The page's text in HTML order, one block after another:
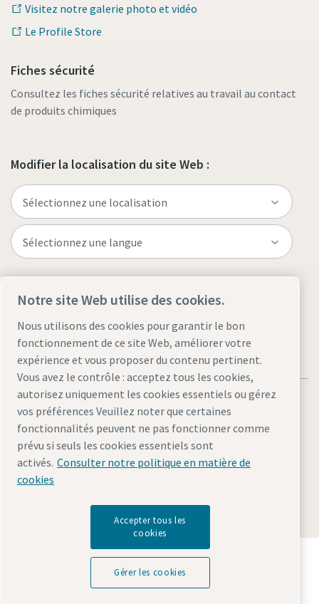
Visitez notre galerie photo et vidéo
Le Profile Store
Fiches sécurité
Consultez les fiches sécurité relatives au travail au contact
de produits chimiques
Modifier la localisation du site Web :
Mentions légales et politique de confidentialité
Gérer les cookies
© 2026 Atlas Copco
Découvrez comment le groupe Atlas Copco met en
œuvre une technologie qui transforme l'avenir.
Visitez le site Web Atlas Copco Group
Notre site Web utilise des cookies.
Nous utilisons des cookies pour garantir le bon
fonctionnement de ce site Web, améliorer votre
expérience et vous proposer du contenu pertinent.
Vous avez le contrôle : acceptez tous les cookies,
autorisez uniquement les cookies essentiels ou gérez
vos préférences Veuillez noter que certaines
fonctionnalités peuvent ne pas fonctionner comme
prévu si seuls les cookies essentiels sont
activés. Consulter notre politique en matière de
cookies
Accepter tous les
cookies
Gérer les cookies